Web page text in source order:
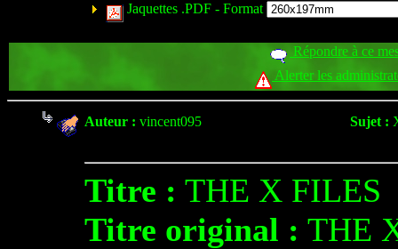
Jaquettes .PDF - Format
Répondre à ce
Alerter les
Auteur : vincent095 Sujet :
Titre : THE X FILES
Titre original : THE